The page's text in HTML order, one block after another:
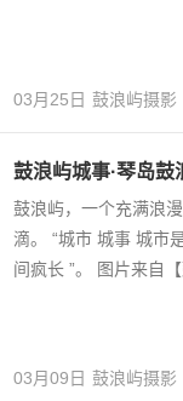
03月25日 鼓浪屿摄影
鼓浪屿城事·琴岛鼓
鼓浪屿，一个充满浪
滴。 “城市 城事 城市
间疯长 ”。 图片来自
03月09日 鼓浪屿摄影